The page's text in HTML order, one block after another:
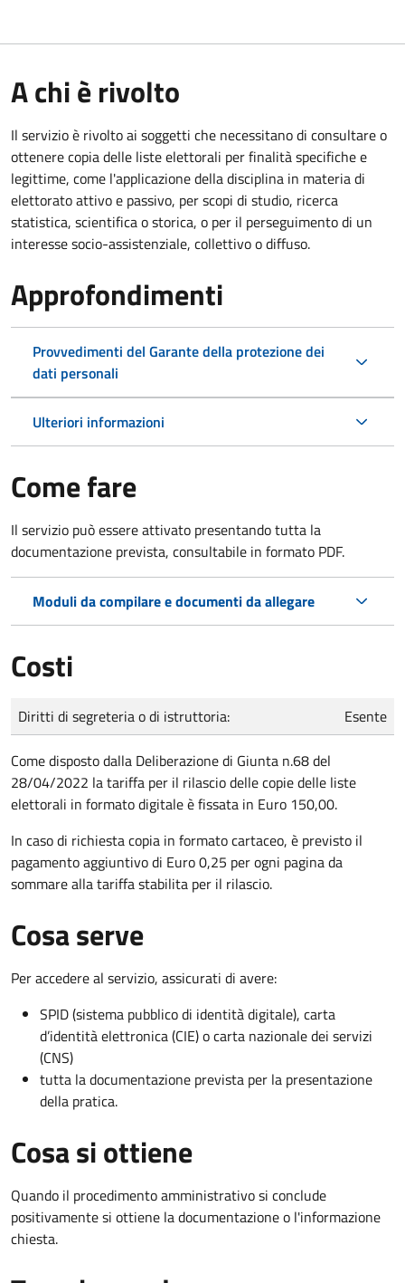
A chi è rivolto
Il servizio è rivolto ai soggetti che necessitano di consultare o
ottenere copia delle liste elettorali per finalità specifiche e
legittime, come l'applicazione della disciplina in materia di
elettorato attivo e passivo, per scopi di studio, ricerca
statistica, scientifica o storica, o per il perseguimento di un
interesse socio-assistenziale, collettivo o diffuso.
Approfondimenti
Provvedimenti del Garante della protezione dei
dati personali
Ulteriori informazioni
Come fare
Il servizio può essere attivato presentando tutta la
documentazione prevista, consultabile in formato PDF.
Moduli da compilare e documenti da allegare
Costi
Tipo di pagamento
Importo
Diritti di segreteria o di istruttoria: Esente
Come disposto dalla Deliberazione di Giunta n.68 del
28/04/2022 la tariffa per il rilascio delle copie delle liste
elettorali in formato digitale è fissata in Euro 150,00.
In caso di richiesta copia in formato cartaceo, è previsto il
pagamento aggiuntivo di Euro 0,25 per ogni pagina da
sommare alla tariffa stabilita per il rilascio.
Cosa serve
Per accedere al servizio, assicurati di avere:
SPID (sistema pubblico di identità digitale), carta
d’identità elettronica (CIE) o carta nazionale dei servizi
(CNS)
tutta la documentazione prevista per la presentazione
della pratica.
Cosa si ottiene
Quando il procedimento amministrativo si conclude
positivamente si ottiene la documentazione o l'informazione
chiesta.